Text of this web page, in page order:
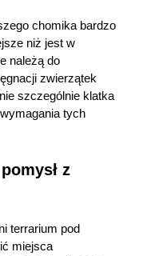
chomika bardzo
niż jest w
należą do
zwierzątek
szczególnie klatka
tych
z
terrarium pod
miejsca